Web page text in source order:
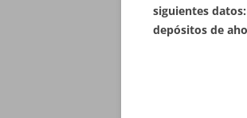
siguientes
depósitos de